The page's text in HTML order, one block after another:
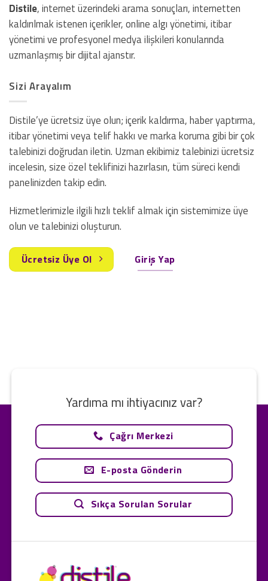
Distile, internet üzerindeki arama sonuçları, internetten
kaldırılmak istenen içerikler, online algı yönetimi, itibar
yönetimi ve profesyonel medya ilişkileri konularında
uzmanlaşmış bir dijital ajanstır.
Sizi Arayalım
Distile’ye ücretsiz üye olun; içerik kaldırma, haber yaptırma,
itibar yönetimi veya telif hakkı ve marka koruma gibi bir çok
talebinizi doğrudan iletin. Uzman ekibimiz talebinizi ücretsiz
incelesin, size özel teklifinizi hazırlasın, tüm süreci kendi
panelinizden takip edin.
Hizmetlerimizle ilgili hızlı teklif almak için sistemimize üye
olun ve talebinizi oluşturun.
Ücretsiz Üye Ol Giriş Yap
Yardıma mı ihtiyacınız var?
Çağrı Merkezi
E-posta Gönderin
Sıkça Sorulan Sorular